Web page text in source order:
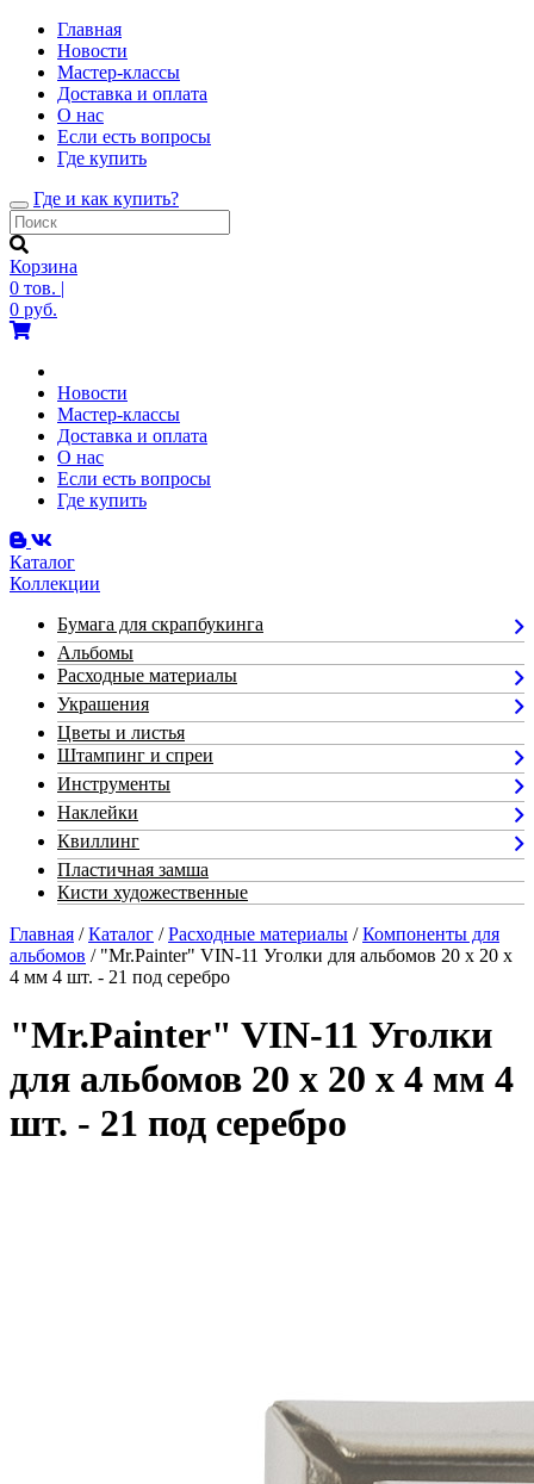
Главная
Новости
Мастер-классы
Доставка и оплата
О нас
Если есть вопросы
Где купить
Toggle
navigation
Где и как купить?
Корзина
0 тов. |
0 руб.
Новости
Мастер-классы
Доставка и оплата
О нас
Если есть вопросы
Где купить
Каталог
Коллекции
Бумага для скрапбукинга
Альбомы
Расходные материалы
Украшения
Цветы и листья
Штампинг и спреи
Инструменты
Наклейки
Квиллинг
Пластичная замша
Кисти художественные
Главная /Каталог /Расходные материалы /Компоненты для
альбомов / "Mr.Painter" VIN-11 Уголки для альбомов 20 x 20 x
4 мм 4 шт. - 21 под серебро
"Mr.Painter" VIN-11 Уголки
для альбомов 20 x 20 x 4 мм 4
шт. - 21 под серебро